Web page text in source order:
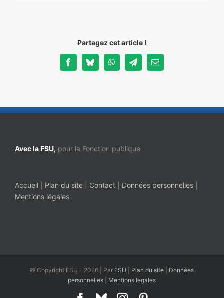
Partagez cet article !
FacebookBlueskyWhatsAppTelegramEmail
Avec la FSU, pour la Fonction publique
Accueil Plan du site Contact Données personnelles
Mentions légales
© Copyright FSU - 2026 | Par FSU Plan du site
Données
personnelles
Mentions legales